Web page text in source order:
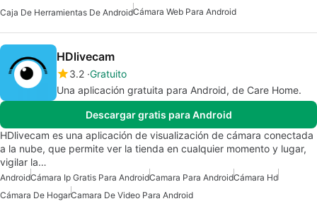
Caja De Herramientas De AndroidCámara Web Para Android
HDlivecam
3.2 Gratuito
Una aplicación gratuita para Android, de Care Home.
Descargar gratis para Android
HDlivecam es una aplicación de visualización de cámara conectada
a la nube, que permite ver la tienda en cualquier momento y lugar,
vigilar la…
AndroidCámara Ip Gratis Para AndroidCamara Para AndroidCámara Hd
Cámara De HogarCamara De Video Para Android